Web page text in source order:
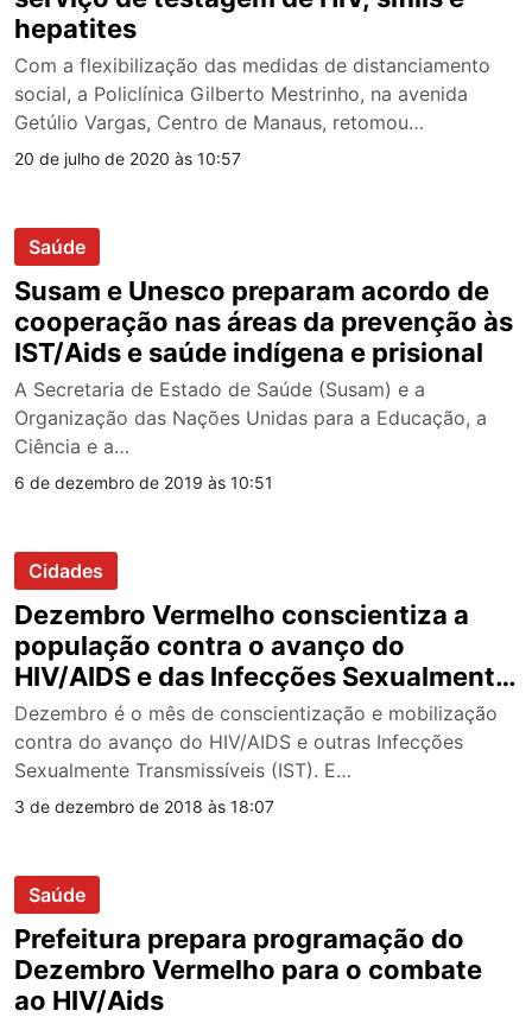
hepatites
Com a flexibilização das medidas de distanciamento
social, a Policlínica Gilberto Mestrinho, na avenida
Getúlio Vargas, Centro de Manaus, retomou…
20 de julho de 2020 às 10:57
Saúde
Susam e Unesco preparam acordo de
cooperação nas áreas da prevenção às
IST/Aids e saúde indígena e prisional
A Secretaria de Estado de Saúde (Susam) e a
Organização das Nações Unidas para a Educação, a
Ciência e a…
6 de dezembro de 2019 às 10:51
Cidades
Dezembro Vermelho conscientiza a
população contra o avanço do
HIV/AIDS e das Infecções Sexualmente
Transmissíveis
Dezembro é o mês de conscientização e mobilização
contra do avanço do HIV/AIDS e outras Infecções
Sexualmente Transmissíveis (IST). E…
3 de dezembro de 2018 às 18:07
Saúde
Prefeitura prepara programação do
Dezembro Vermelho para o combate
ao HIV/Aids